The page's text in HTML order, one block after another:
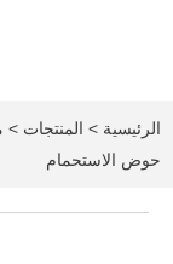
الرئيسية > المنتجات >
حوض الاستحمام